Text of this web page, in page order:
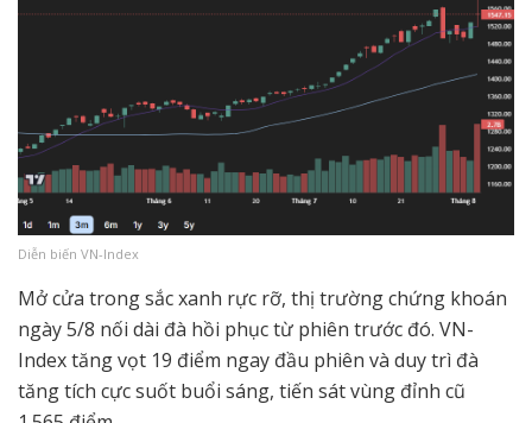
Diễn biến VN-Index
Mở cửa trong sắc xanh rực rỡ, thị trường chứng khoán
ngày 5/8 nối dài đà hồi phục từ phiên trước đó. VN-
Index tăng vọt 19 điểm ngay đầu phiên và duy trì đà
tăng tích cực suốt buổi sáng, tiến sát vùng đỉnh cũ